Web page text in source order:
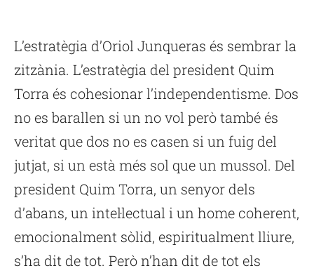
L’estratègia d’Oriol Junqueras és sembrar la
zitzània. L’estratègia del president Quim
Torra és cohesionar l’independentisme. Dos
no es barallen si un no vol però també és
veritat que dos no es casen si un fuig del
jutjat, si un està més sol que un mussol. Del
president Quim Torra, un senyor dels
d’abans, un intel·lectual i un home coherent,
emocionalment sòlid, espiritualment lliure,
s’ha dit de tot. Però n’han dit de tot els